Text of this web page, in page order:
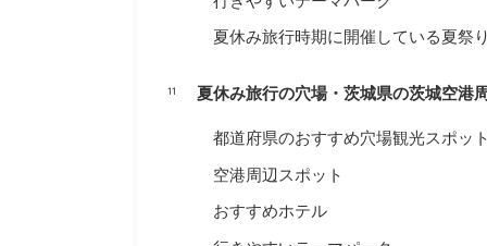
夏休み旅行時期に開催している夏祭り
夏休み旅行の穴場・茨城県の茨城空港
都道府県のおすすめ穴場観光スポット
空港周辺スポット
おすすめホテル